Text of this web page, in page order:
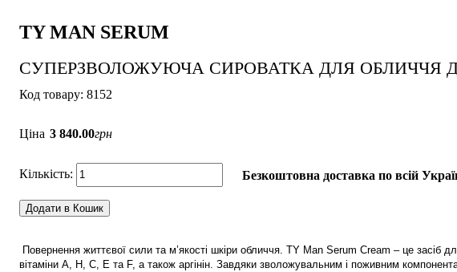
TY MAN SERUM
СУПЕРЗВОЛОЖУЮЧА СИРОВАТКА ДЛЯ ОБЛИЧЧЯ
8152
Ціна 3 840.00грн
Безкоштовна доставка по всій
Додати в Кошик
Повернення життєвої сили та м’якості шкіри обличчя. TY Man Serum Cream – це засіб
вітаміни A, H, C, E та F, а також аргінін. Завдяки зволожувальним і поживним